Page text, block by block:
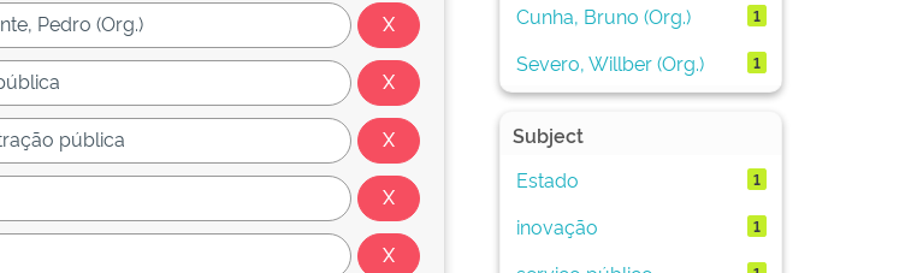
Cunha, Bruno (Org.) 1
Severo, Willber (Org.) 1
Subject
Estado
1
inovação 1